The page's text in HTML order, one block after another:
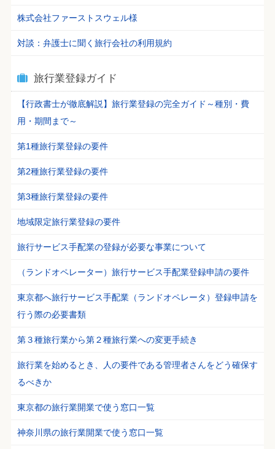
株式会社ファーストスウェル様
対談：弁護士に聞く旅行会社の利用規約
旅行業登録ガイド
【行政書士が徹底解説】旅行業登録の完全ガイド～種別・費
用・期間まで～
第1種旅行業登録の要件
第2種旅行業登録の要件
第3種旅行業登録の要件
地域限定旅行業登録の要件
旅行サービス手配業の登録が必要な事業について
（ランドオペレーター）旅行サービス手配業登録申請の要件
東京都へ旅行サービス手配業（ランドオペレータ）登録申請を
行う際の必要書類
第３種旅行業から第２種旅行業への変更手続き
旅行業を始めるとき、人の要件である管理者さんをどう確保す
るべきか
東京都の旅行業開業で使う窓口一覧
神奈川県の旅行業開業で使う窓口一覧